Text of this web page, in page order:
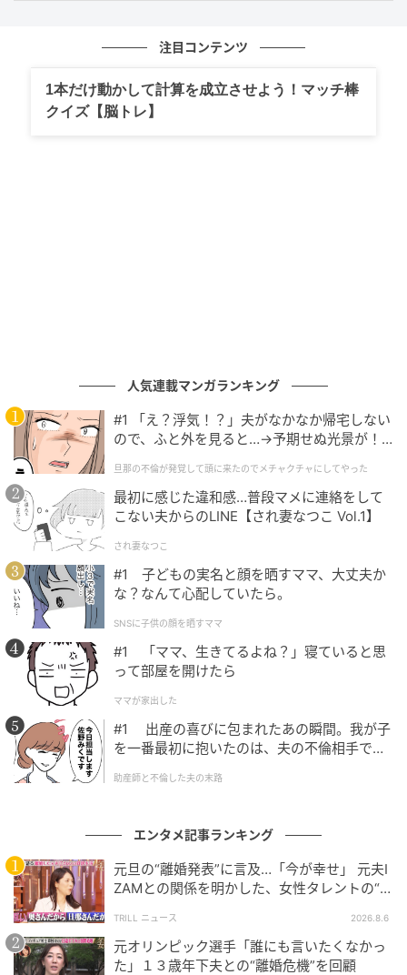
ではなく、実家は日本テレビの近くで中華料理店を営
激減し、借金を抱える生活を経験したといいます。
瑠々さんは学生時代から芸能活動をしており、家族を
助けていたのだそう。
人生が大きく変わったのは19歳の時。芸能関係の友人
に誘われた合コンのような食事会で、26歳年上の現在
の夫と出会ったそう。
この出会いにはスタジオでは「怪しいな」と声が上が
り笑いも起こります。連絡先を聞かれた瑠々さんは、
「おいしいご飯が食べられればいいや」と食事に行く
ようになったそうです。その後、夫の熱心なアプロー
チもあり交際へ発展。「しつこさですかね」と笑いな
がら振り返りつつ、「居心地が良かった」と結婚の決
め手を明かしました。
(C)AbemaTV, Inc.
結婚から11年が経った現在も夫婦仲は良好。月のラン
チ代だけで200万円を超えることもあるそうで、イタリ
注目コンテンツ
1本だけ動かして計算を成立させよう！マッチ棒
クイズ【脳トレ】
人気連載マンガランキング
#1 「え？浮気！？」夫がなかなか帰宅しない
ので、ふと外を見ると…→予期せぬ光景が！
クチャにしてやった
旦那の不倫が発覚して頭に来たのでメチャクチャにしてやった
最初に感じた違和感…普段マメに連絡をして
こない夫からのLINE【され妻なつこ Vol.1】
され妻なつこ
#1 子どもの実名と顔を晒すママ、大丈夫か
な？なんて心配していたら。
SNSに子供の顔を晒すママ
#1 「ママ、生きてるよね？」寝ていると思
って部屋を開けたら
ママが家出した
#1 出産の喜びに包まれたあの瞬間。我が子
を一番最初に抱いたのは、夫の不倫相手でし
助産師と不倫した夫の末路
エンタメ記事ランキング
元旦の“離婚発表”に言及…「今が幸せ」 元夫I
ZAMとの関係を明かした、女性タレントの“不
TRILL ニュース 2026.8.6
元オリンピック選手「誰にも言いたくなかっ
た」１３歳年下夫との“離婚危機”を回顧